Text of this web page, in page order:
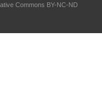
Commons BY-NC-ND